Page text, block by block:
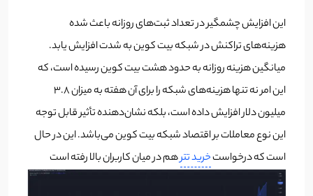
این افزایش چشمگیر در تعداد ثبت‌های روزانه باعث شده
هزینه‌های تراکنش در شبکه بیت کوین به شدت افزایش یابد.
میانگین هزینه روزانه به حدود هشت بیت کوین رسیده است، که
این امر نه تنها هزینه‌های شبکه را برای آن هفته به میزان ۳.۸
میلیون دلار افزایش داده است، بلکه نشان‌دهنده تأثیر قابل توجه
این نوع معاملات بر اقتصاد شبکه بیت کوین می‌باشد. این در حال
است که درخواستخرید تترهم در میان کاربران بالا رفته است